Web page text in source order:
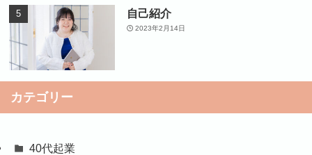
自己紹介
2023年2月14日
カテゴリー
40代起業